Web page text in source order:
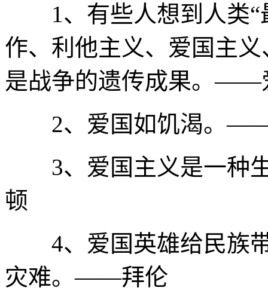
1、有些人想到人类“
作、利他主义、爱国主
是战争的遗传成果。——
2、爱国如饥渴。
3、爱国主义是一种
顿
4、爱国英雄给民族带
灾难。——拜伦